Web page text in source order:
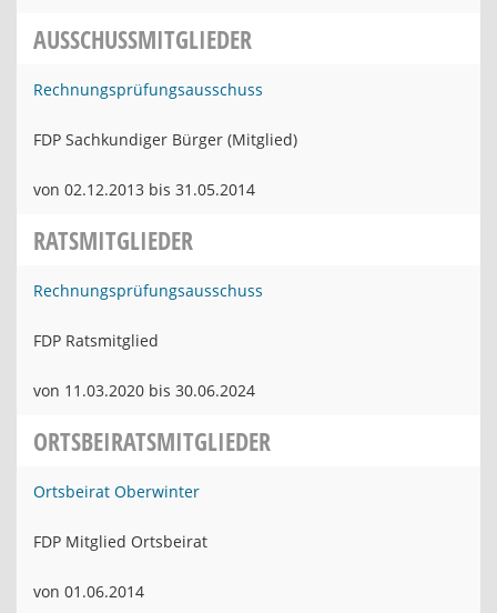
AUSSCHUSSMITGLIEDER
Rechnungsprüfungsausschuss
FDP Sachkundiger Bürger (Mitglied)
von 02.12.2013 bis 31.05.2014
RATSMITGLIEDER
Rechnungsprüfungsausschuss
FDP Ratsmitglied
von 11.03.2020 bis 30.06.2024
ORTSBEIRATSMITGLIEDER
Ortsbeirat Oberwinter
FDP Mitglied Ortsbeirat
von 01.06.2014